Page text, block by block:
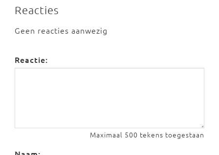
Reacties
Geen reacties aanwezig
Reactie:
Maximaal 500 tekens toegestaan